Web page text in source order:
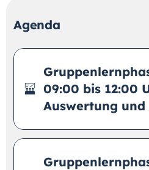
Agenda
09:00 bis 12:00
Auswertung und